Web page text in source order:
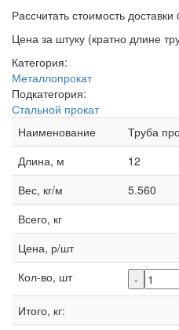
Рассчитать стоимость
Цена за штуку (кратно длине
Категория:
Металлопрокат
Подкатегория:
Стальной прокат
Наименование
Труба
Длина, м
12
Вес, кг/м
5.560
Всего, кг
Цена, р/шт
Кол-во, шт
-
Итого, кг: